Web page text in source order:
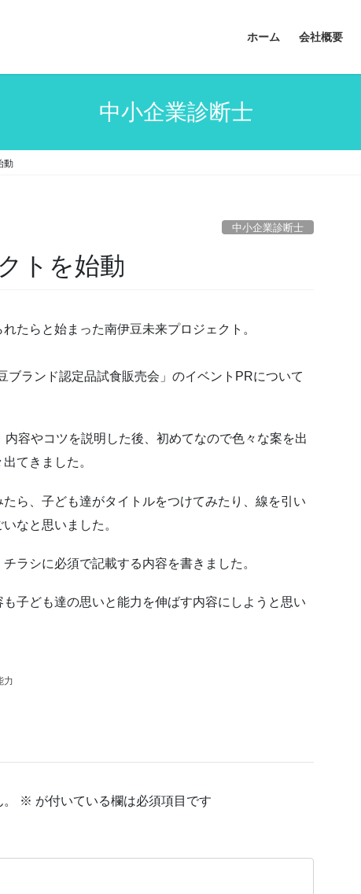
ホーム 会社概要
中小企業診断士
動
中小企業診断士
トを始動
たらと始まった南伊豆未来プロジェクト。
ランド認定品試食販売会」のイベントPRについて
容やコツを説明した後、初めてなので色々な案を出
てきました。
ら、子ども達がタイトルをつけてみたり、線を引い
なと思いました。
ラシに必須で記載する内容を書きました。
子ども達の思いと能力を伸ばす内容にしようと思い
力
※ が付いている欄は必須項目です